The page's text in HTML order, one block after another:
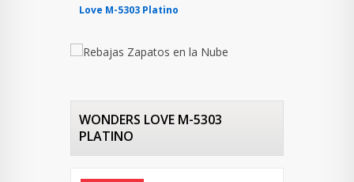
Love M-5303 Platino
WONDERS LOVE M-5303
PLATINO